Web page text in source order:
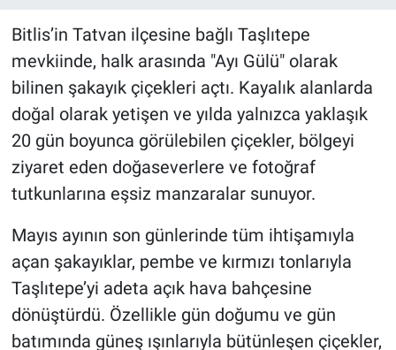
Bitlis’in Tatvan ilçesine bağlı Taşlıtepe
mevkiinde, halk arasında "Ayı Gülü" olarak
bilinen şakayık çiçekleri açtı. Kayalık alanlarda
doğal olarak yetişen ve yılda yalnızca yaklaşık
20 gün boyunca görülebilen çiçekler, bölgeyi
ziyaret eden doğaseverlere ve fotoğraf
tutkunlarına eşsiz manzaralar sunuyor.
Mayıs ayının son günlerinde tüm ihtişamıyla
açan şakayıklar, pembe ve kırmızı tonlarıyla
Taşlıtepe’yi adeta açık hava bahçesine
dönüştürdü. Özellikle gün doğumu ve gün
batımında güneş ışınlarıyla bütünleşen çiçekler,